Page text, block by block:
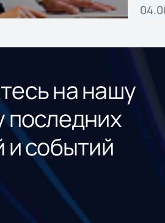
на нашу
последних
и событий